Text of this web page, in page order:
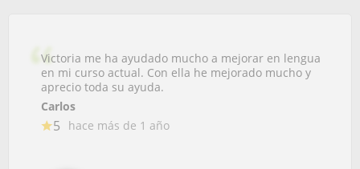
Victoria me ha ayudado mucho a mejorar en lengua
en mi curso actual. Con ella he mejorado mucho y
aprecio toda su ayuda.
Carlos
5 hace más de 1 año